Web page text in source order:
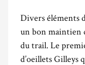
Divers éléments
un bon maintien
du trail. Le
d’oeillets Gilleys